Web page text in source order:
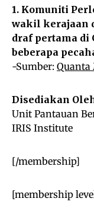
1. Komuniti
wakil kerajaan
draf pertama di
beberapa
-Sumber: Quanta
Disediakan
Unit Pantauan
IRIS Institute
[/membership]
[membership